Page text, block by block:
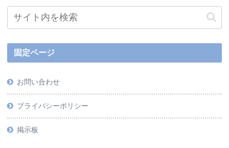
固定ページ
お問い合わせ
プライバシーポリシー
掲示板